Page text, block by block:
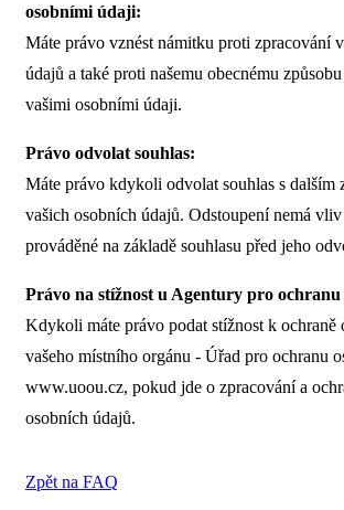
osobními údaji:
Máte právo vznést námitku proti zpracování
údajů a také proti našemu obecnému
vašimi osobními údaji.
Právo odvolat souhlas:
Máte právo kdykoli odvolat souhlas s dalším
vašich osobních údajů. Odstoupení nemá
prováděné na základě souhlasu před jeho
Právo na stížnost u Agentury pro
Kdykoli máte právo podat stížnost k ochraně
vašeho místního orgánu - Úřad pro ochranu
www.uoou.cz, pokud jde o zpracování a
osobních údajů.
Zpět na FAQ